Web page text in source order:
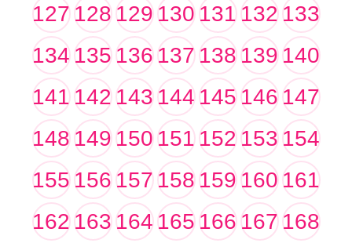
127128129130131132133
134135136137138139140
141142143144145146147
148149150151152153154
155156157158159160161
162163164165166167168